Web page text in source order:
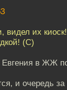
их
(С)
Евгения в ЖЖ
и очередь